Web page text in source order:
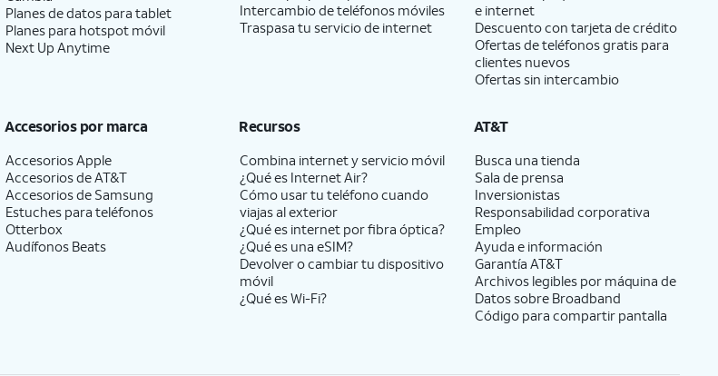
Planes de datos para tablet
Planes para hotspot móvil
Next Up Anytime
Intercambio de teléfonos móviles
Traspasa tu servicio de internet
e internet
Descuento con tarjeta de crédito
Ofertas de teléfonos gratis para
clientes nuevos
Ofertas sin intercambio
Accesorios por marca
Accesorios Apple
Accesorios deAT&T
Accesorios de Samsung
Estuches para teléfonos
Otterbox
Audífonos Beats
Recursos
Combina internet y servicio móvil
¿Qué es Internet Air?
Cómo usar tu teléfono cuando
viajas al exterior
¿Qué es internet por fibra óptica?
¿Qué es una eSIM?
Devolver o cambiar tu dispositivo
móvil
¿Qué es Wi-Fi?
AT&T
Busca una tienda
Sala de prensa
Inversionistas
Responsabilidad corporativa
Empleo
Ayuda e información
Garantía AT&T
Archivos legibles por máquina de
Datos sobre Broadband
Código para compartir pantalla